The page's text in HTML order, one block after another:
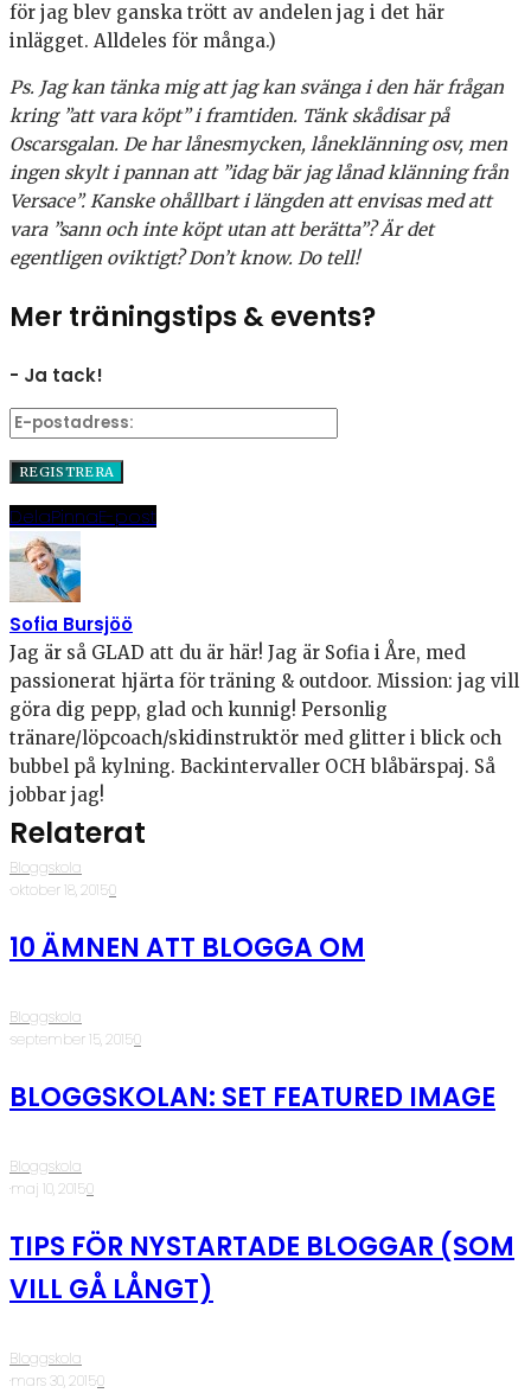
för jag blev ganska trött av andelen jag i det här
inlägget. Alldeles för många.)
Ps. Jag kan tänka mig att jag kan svänga i den här frågan
kring ”att vara köpt” i framtiden. Tänk skådisar på
Oscarsgalan. De har lånesmycken, låneklänning osv, men
ingen skylt i pannan att ”idag bär jag lånad klänning från
Versace”. Kanske ohållbart i längden att envisas med att
vara ”sann och inte köpt utan att berätta”? Är det
egentligen oviktigt? Don’t know. Do tell!
Mer träningstips & events?
- Ja tack!
DelaPinnaE-post
Sofia Bursjöö
Jag är så GLAD att du är här! Jag är Sofia i Åre, med
passionerat hjärta för träning & outdoor. Mission: jag vill
göra dig pepp, glad och kunnig! Personlig
tränare/löpcoach/skidinstruktör med glitter i blick och
bubbel på kylning. Backintervaller OCH blåbärspaj. Så
jobbar jag!
Relaterat
Bloggskola
·oktober 18, 2015·0
10 ÄMNEN ATT BLOGGA OM
Bloggskola
·september 15, 2015·0
BLOGGSKOLAN: SET FEATURED IMAGE
Bloggskola
·maj 10, 2015·0
TIPS FÖR NYSTARTADE BLOGGAR (SOM
VILL GÅ LÅNGT)
Bloggskola
·mars 30, 2015·0